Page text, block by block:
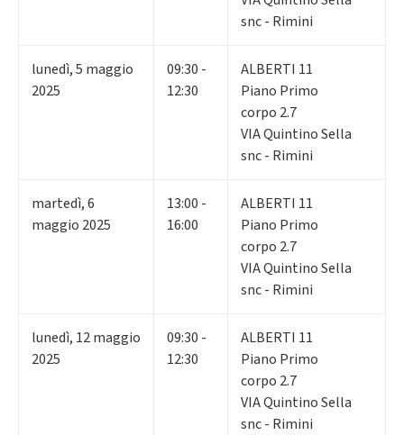
snc - Rimini
lunedì,5 maggio
2025
09:30 -
12:30
ALBERTI 11
Piano Primo
corpo 2.7
VIA Quintino Sella
snc - Rimini
martedì,6
maggio 2025
13:00 -
16:00
ALBERTI 11
Piano Primo
corpo 2.7
VIA Quintino Sella
snc - Rimini
lunedì, 12maggio
2025
09:30 -
12:30
ALBERTI 11
Piano Primo
corpo 2.7
VIA Quintino Sella
snc - Rimini